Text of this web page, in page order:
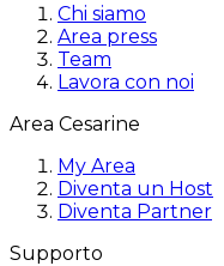
Chi siamo
Area press
Team
Lavora con noi
Area Cesarine
My Area
Diventa un Host
Diventa Partner
Supporto